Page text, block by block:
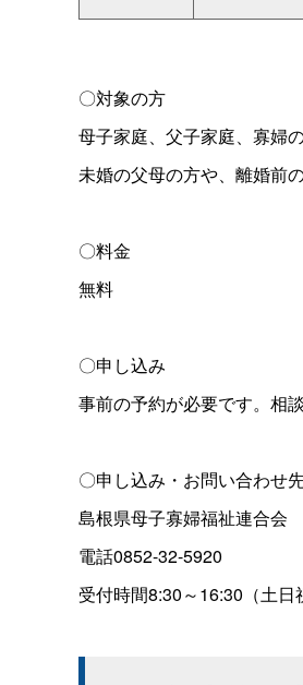
〇対象の方
母子家庭、父子家庭、寡婦
未婚の父母の方や、離婚前
〇料金
無料
〇申し込み
事前の予約が必要です。相
〇申し込み・お問い合わせ
島根県母子寡婦福祉連合会
電話0852-32-5920
受付時間8:30～16:30（土日